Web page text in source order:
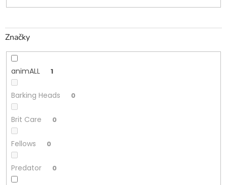
Značky
animALL 1
Barking Heads 0
Brit Care 0
Fellows 0
Predator 0